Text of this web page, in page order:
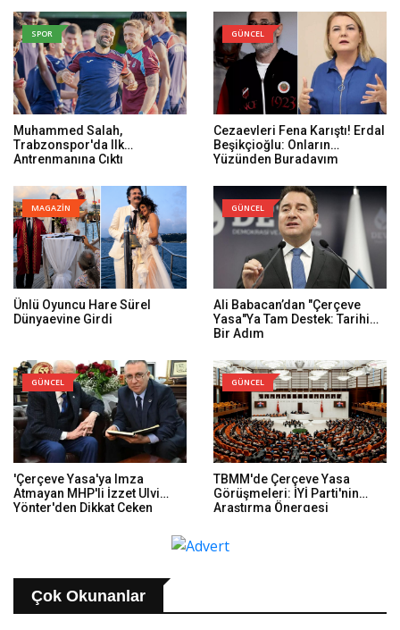
SPOR
Muhammed Salah,
Trabzonspor'da Ilk
Antrenmanına Çıktı
GÜNCEL
Cezaevleri Fena Karıştı! Erdal
Beşikçioğlu: Onların
Yüzünden Buradayım
MAGAZİN
Ünlü Oyuncu Hare Sürel
Dünyaevine Girdi
GÜNCEL
Ali Babacan’dan "Çerçeve
Yasa"ya Tam Destek: Tarihi
Bir Adım
GÜNCEL
'Çerçeve Yasa'ya Imza
Atmayan MHP'li İzzet Ulvi
Yönter'den Dikkat Çeken
GÜNCEL
TBMM'de Çerçeve Yasa
Görüşmeleri: İYİ Parti'nin
Araştırma Önergesi
Çok Okunanlar